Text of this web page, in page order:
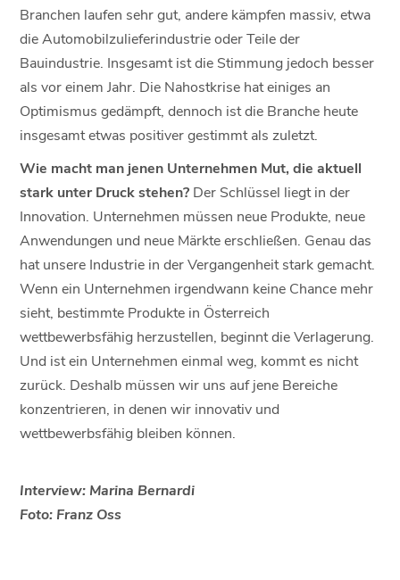
Branchen laufen sehr gut, andere kämpfen massiv, etwa
die Automobilzulieferindustrie oder Teile der
Bauindustrie. Insgesamt ist die Stimmung jedoch besser
als vor einem Jahr. Die Nahostkrise hat einiges an
Optimismus gedämpft, dennoch ist die Branche heute
insgesamt etwas positiver gestimmt als zuletzt.
Wie macht man jenen Unternehmen Mut, die aktuell
stark unter Druck stehen? Der Schlüssel liegt in der
Innovation. Unternehmen müssen neue Produkte, neue
Anwendungen und neue Märkte erschließen. Genau das
hat unsere Industrie in der Vergangenheit stark gemacht.
Wenn ein Unternehmen irgendwann keine Chance mehr
sieht, bestimmte Produkte in Österreich
wettbewerbsfähig herzustellen, beginnt die Verlagerung.
Und ist ein Unternehmen einmal weg, kommt es nicht
zurück. Deshalb müssen wir uns auf jene Bereiche
konzentrieren, in denen wir innovativ und
wettbewerbsfähig bleiben können.
Interview: Marina Bernardi
Foto: Franz Oss